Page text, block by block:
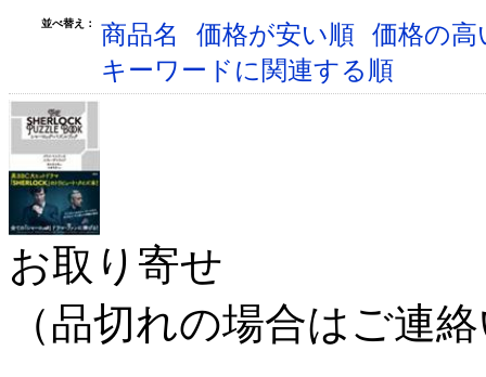
並べ替え： 商品名 価格が安い順 価格の
キーワードに関連する順
お取り寄せ
（品切れの場合はご連